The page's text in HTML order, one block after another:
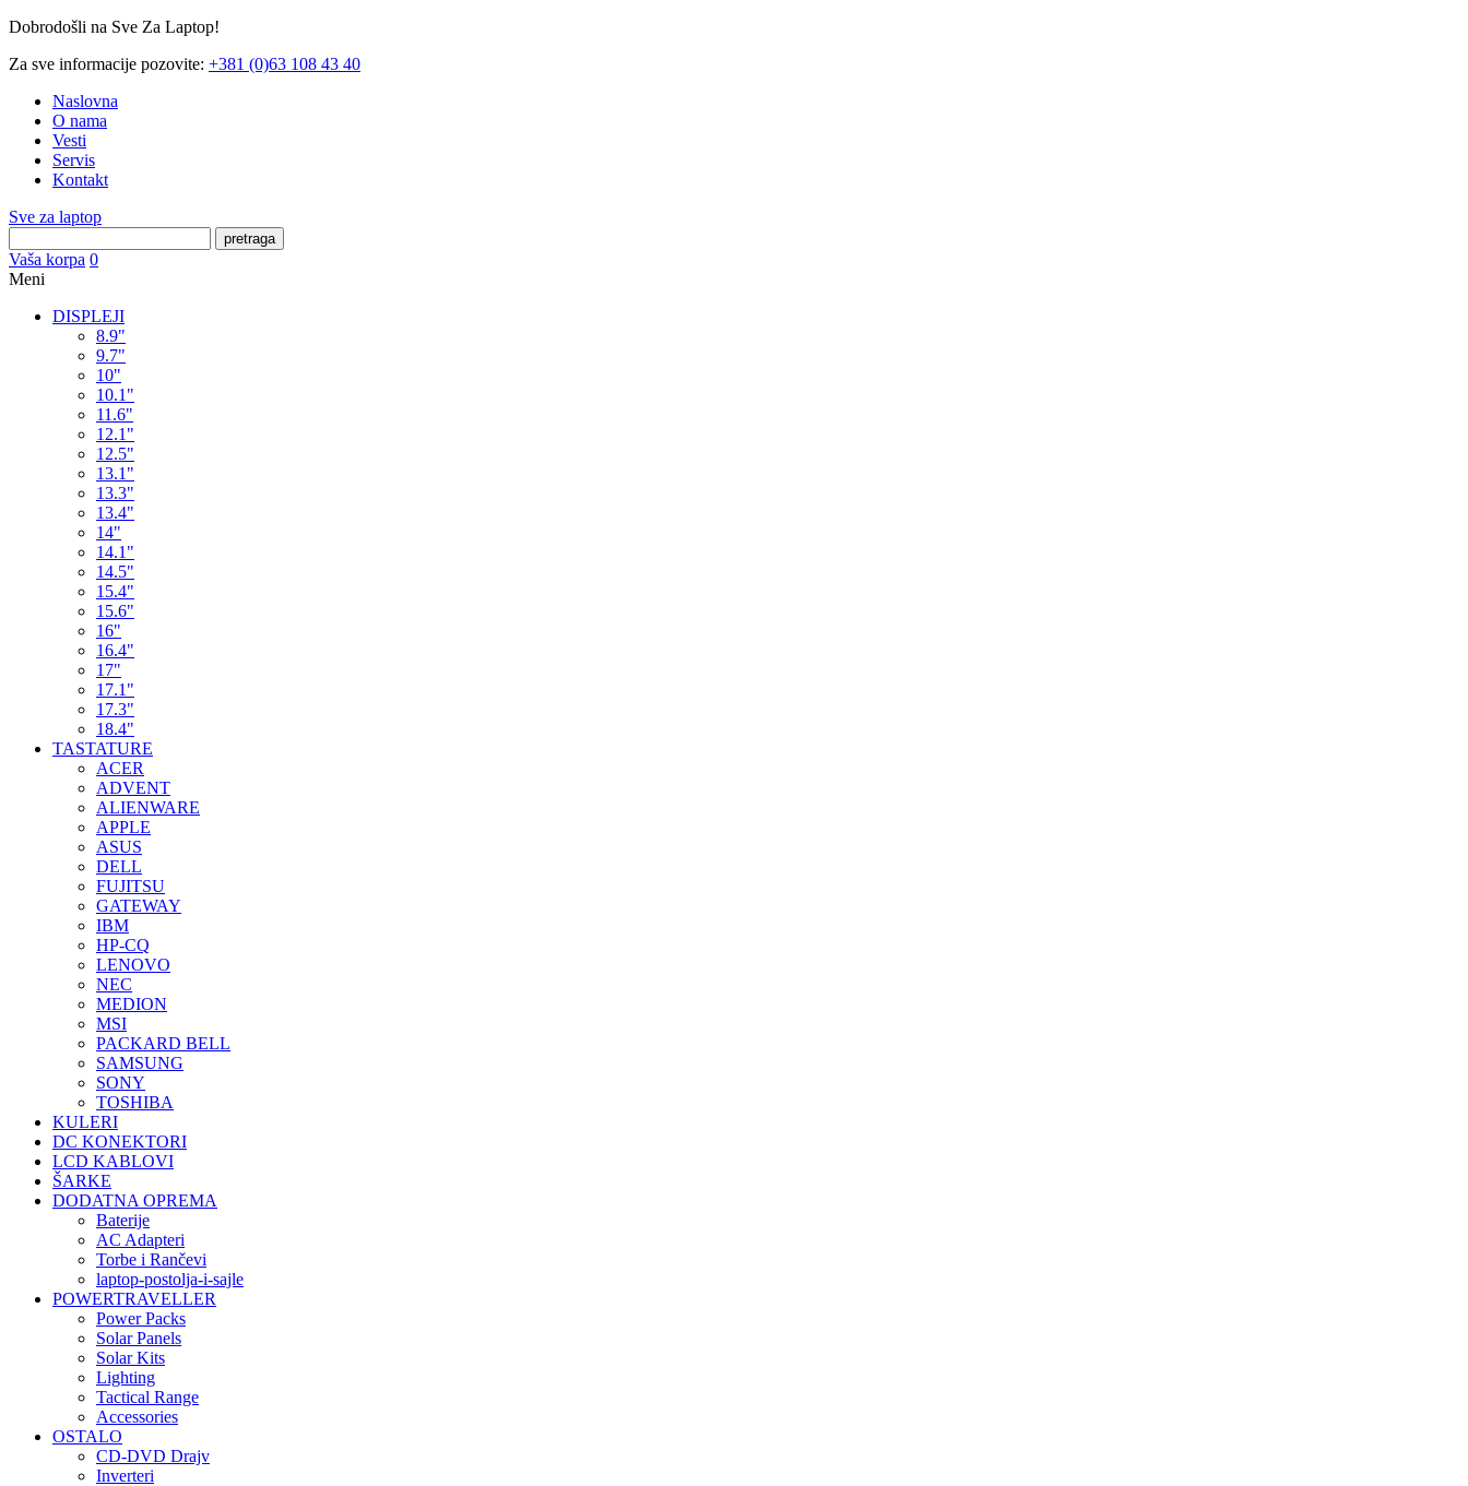
Dobrodošli na Sve Za Laptop!
Za sve informacije pozovite: +381 (0)63 108 43 40
Naslovna
O nama
Vesti
Servis
Kontakt
Sve za laptop
pretraga
Vaša korpa 0
Meni
DISPLEJI
8.9"
9.7"
10"
10.1"
11.6"
12.1"
12.5"
13.1"
13.3"
13.4"
14"
14.1"
14.5"
15.4"
15.6"
16"
16.4"
17"
17.1"
17.3"
18.4"
TASTATURE
ACER
ADVENT
ALIENWARE
APPLE
ASUS
DELL
FUJITSU
GATEWAY
IBM
HP-CQ
LENOVO
NEC
MEDION
MSI
PACKARD BELL
SAMSUNG
SONY
TOSHIBA
KULERI
DC KONEKTORI
LCD KABLOVI
ŠARKE
DODATNA OPREMA
Baterije
AC Adapteri
Torbe i Rančevi
laptop-postolja-i-sajle
POWERTRAVELLER
Power Packs
Solar Panels
Solar Kits
Lighting
Tactical Range
Accessories
OSTALO
CD-DVD Drajv
Inverteri